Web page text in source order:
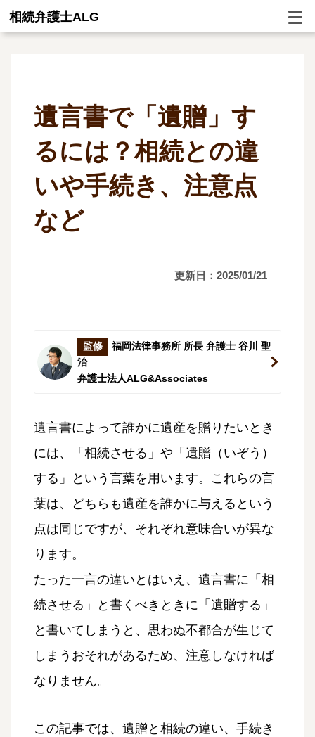
相続弁護士ALG
遺言書で「遺贈」す
るには？相続との違
いや手続き、注意点
など
更新日：2025/01/21
監修
福岡法律事務所 所長 弁護士 谷川 聖
治
弁護士法人ALG&Associates
遺言書によって誰かに遺産を贈りたいとき
には、「相続させる」や「遺贈（いぞう）
する」という言葉を用います。これらの言
葉は、どちらも遺産を誰かに与えるという
点は同じですが、それぞれ意味合いが異な
ります。
たった一言の違いとはいえ、遺言書に「相
続させる」と書くべきときに「遺贈する」
と書いてしまうと、思わぬ不都合が生じて
しまうおそれがあるため、注意しなければ
なりません。
この記事では、遺贈と相続の違い、手続き